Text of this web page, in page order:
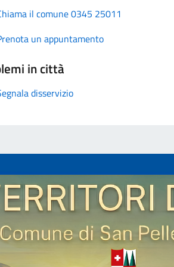
il comune 0345 25011
un appuntamento
in città
disservizio